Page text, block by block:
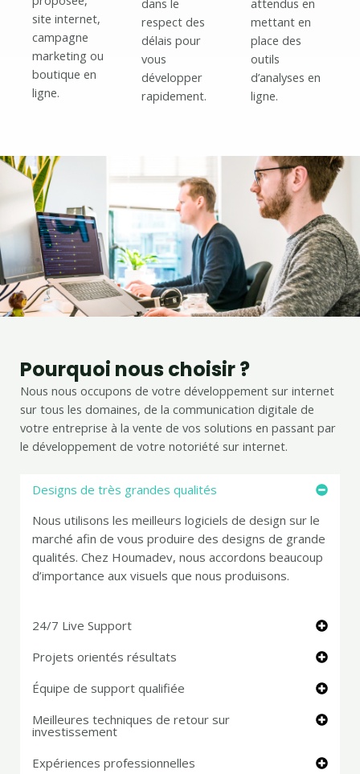
site internet,
campagne
marketing ou
boutique en
ligne.
respect des
délais pour
vous
développer
rapidement.
mettant en
place des
outils
d’analyses en
ligne.
Pourquoi nous choisir ?
Nous nous occupons de votre développement sur internet
sur tous les domaines, de la communication digitale de
votre entreprise à la vente de vos solutions en passant par
le développement de votre notoriété sur internet.
Designs de très grandes qualités
Nous utilisons les meilleurs logiciels de design sur le
marché afin de vous produire des designs de grande
qualités. Chez Houmadev, nous accordons beaucoup
d’importance aux visuels que nous produisons.
24/7 Live Support
Projets orientés résultats
Équipe de support qualifiée
Meilleures techniques de retour sur
investissement
Expériences professionnelles